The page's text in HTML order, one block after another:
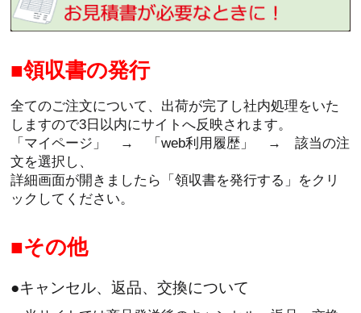
領収書の発行
全てのご注文について、出荷が完了し社内処理をいた
しますので3日以内にサイトへ反映されます。
「マイページ」 → 「web利用履歴」 → 該当の注
文を選択し、
詳細画面が開きましたら「領収書を発行する」をクリ
ックしてください。
その他
●キャンセル、返品、交換について